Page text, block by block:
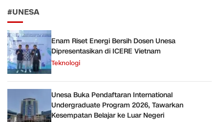
#UNESA
Enam Riset Energi Bersih Dosen Unesa
Dipresentasikan di ICERE Vietnam
Teknologi
Unesa Buka Pendaftaran International
Undergraduate Program 2026, Tawarkan
Kesempatan Belajar ke Luar Negeri